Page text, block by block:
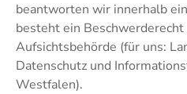
beantworten wir innerhalb
besteht ein
Aufsichtsbehörde (für uns:
Datenschutz und
Westfalen).